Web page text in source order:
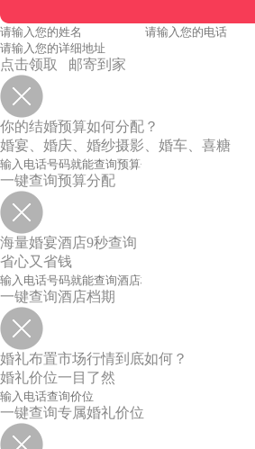
点击领取 邮寄到家
你的结婚预算如何分配？
婚宴、婚庆、婚纱摄影、婚车、喜糖
一键查询预算分配
海量婚宴酒店9秒查询
省心又省钱
一键查询酒店档期
婚礼布置市场行情到底如何？
婚礼价位一目了然
一键查询专属婚礼价位